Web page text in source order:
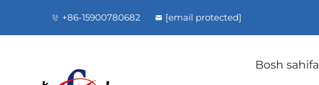
+86-15900780682 [email protected]
Bosh sahifa